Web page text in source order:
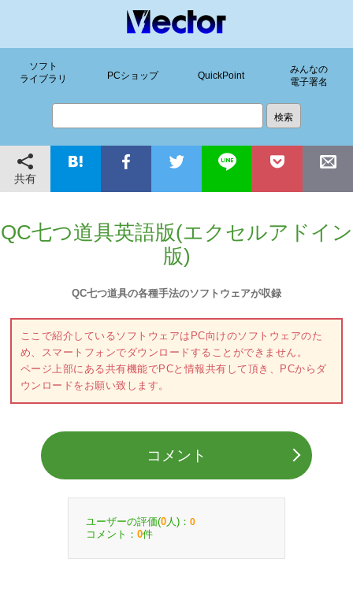
ソフト
ライブラリ
PCショップ QuickPoint
みんなの
電子署名
共有
QC七つ道具英語版(エクセルアドイン
版)
QC七つ道具の各種手法のソフトウェアが収録
ここで紹介しているソフトウェアはPC向けのソフトウェアのた
め、スマートフォンでダウンロードすることができません。
ページ上部にある共有機能でPCと情報共有して頂き、PCからダ
ウンロードをお願い致します。
コメント
ユーザーの評価(0 人)： 0
コメント： 0件